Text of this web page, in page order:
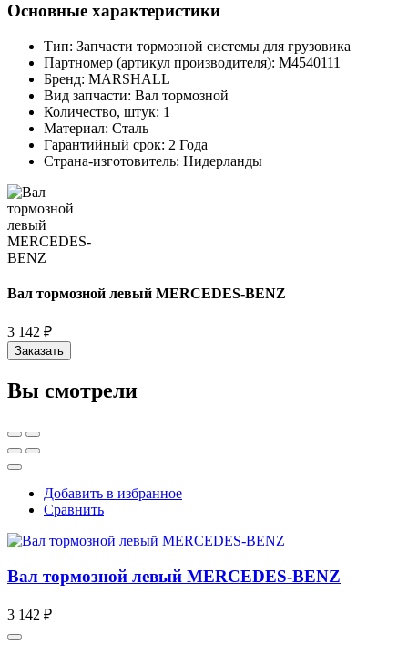
Основные характеристики
Тип: Запчасти тормозной системы для грузовика
Партномер (артикул производителя): M4540111
Бренд: MARSHALL
Вид запчасти: Вал тормозной
Количество, штук: 1
Материал: Сталь
Гарантийный срок: 2 Года
Страна-изготовитель: Нидерланды
Вал тормозной левый MERCEDES-BENZ
3 142 ₽
Заказать
Вы смотрели
Добавить в избранное
Сравнить
Вал тормозной левый MERCEDES-BENZ
3 142 ₽